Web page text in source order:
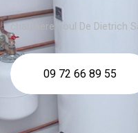
chaudière fioul De Dietrich
09 72 66 89 55